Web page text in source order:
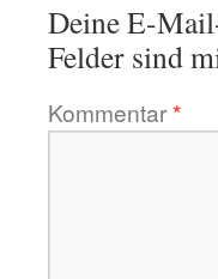
Deine E-
Felder sind
Kommentar*